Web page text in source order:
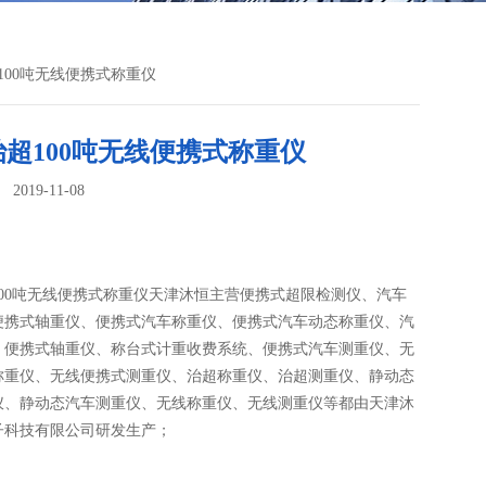
吨无线便携式称重仪
100吨无线便携式称重仪
2019-11-08
吨无线便携式称重仪天津沐恒主营便携式超限检测仪、汽车
携式轴重仪、便携式汽车称重仪、便携式汽车动态称重仪、汽
便携式轴重仪、称台式计重收费系统、便携式汽车测重仪、无
重仪、无线便携式测重仪、治超称重仪、治超测重仪、静动态
、静动态汽车测重仪、无线称重仪、无线测重仪等都由天津沐
技有限公司研发生产；